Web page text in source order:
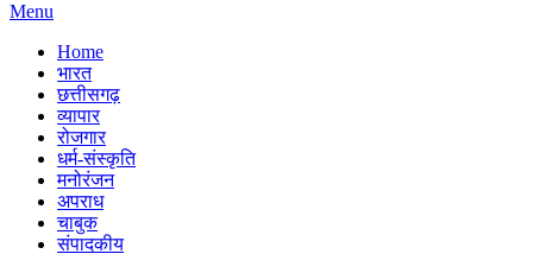
Menu
Home
भारत
छत्तीसगढ़
व्यापार
रोजगार
धर्म-संस्कृति
मनोरंजन
अपराध
चाबुक
संपादकीय